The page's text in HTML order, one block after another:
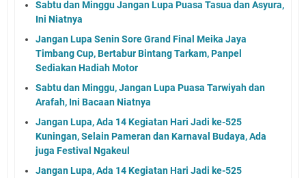
Sabtu dan Minggu Jangan Lupa Puasa Tasua dan Asyura,
Ini Niatnya
Jangan Lupa Senin Sore Grand Final Meika Jaya
Timbang Cup, Bertabur Bintang Tarkam, Panpel
Sediakan Hadiah Motor
Sabtu dan Minggu, Jangan Lupa Puasa Tarwiyah dan
Arafah, Ini Bacaan Niatnya
Jangan Lupa, Ada 14 Kegiatan Hari Jadi ke-525
Kuningan, Selain Pameran dan Karnaval Budaya, Ada
juga Festival Ngakeul
Jangan Lupa, Ada 14 Kegiatan Hari Jadi ke-525